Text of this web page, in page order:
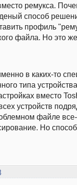
ремукса.
способ
профиль
файла. Но это
в каких-то
типа
вместо
устройств
файле все-
Но